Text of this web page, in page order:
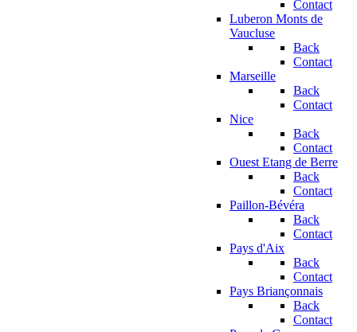
Contact
Luberon Monts de
Vaucluse
Back
Contact
Marseille
Back
Contact
Nice
Back
Contact
Ouest Etang de Berre
Back
Contact
Paillon-Bévéra
Back
Contact
Pays d'Aix
Back
Contact
Pays Briançonnais
Back
Contact